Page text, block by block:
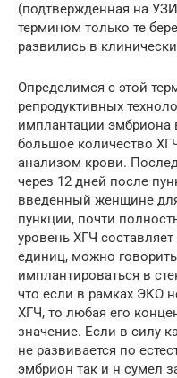
(подтвержденная на
термином только те
развились в
Определимся с этой
репродуктивных
имплантации эмбриона
большое количество
анализом крови.
через 12 дней после
введенный женщине
пункции, почти
уровень ХГЧ
единиц, можно
имплантироваться в
что если в рамках ЭКО
ХГЧ, то любая его
значение. Если в силу
не развивается по
эмбрион так и н сумел